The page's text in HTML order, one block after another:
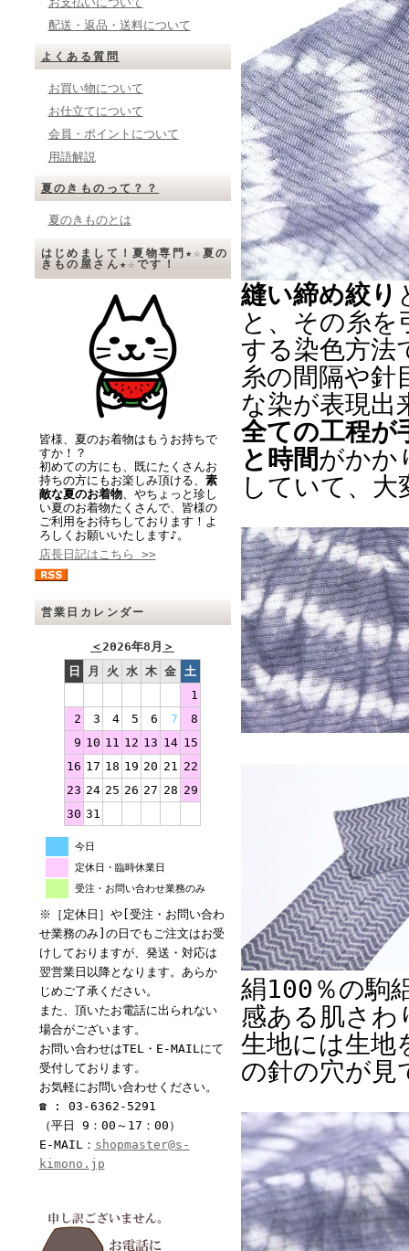
配送・返品・送料について
よくある質問
お買い物について
お仕立てについて
会員・ポイントについて
用語解説
夏のきものって？？
夏のきものとは
はじめまして！夏物専門★☆夏の
きもの屋さん★☆です！
皆様、夏のお着物はもうお持ちで
すか！？
初めての方にも、既にたくさんお
持ちの方にもお楽しみ頂ける、 素
敵な夏のお着物、やちょっと珍し
い夏のお着物たくさんで、皆様の
ご利用をお待ちしております！よ
ろしくお願いいたします♪。
店長日記はこちら >>
営業日カレンダー
＜2026年8月 ＞
日
月 火 水 木 金 土
1
2
3 4 5 6 7
8
9 10 11 12 13 14 15
16 17 18 19 20 21 22
23 24 25 26 27 28 29
30 31
今日
定休日・臨時休業日
受注・お問い合わせ業務のみ
※［定休日］や[受注・お問い合わ
せ業務のみ]の日でもご注文はお受
けしておりますが、発送・対応は
翌営業日以降となります。あらか
じめご了承ください。
また、頂いたお電話に出られない
場合がございます。
お問い合わせはTEL・E-MAILにて
受付しております。
お気軽にお問い合わせください。
☎ : 03-6362-5291
（平日 9：00～17：00）
E-MAIL： shopmaster@s-
kimono.jp
縫い締め絞り
と、その糸
する染色方法
糸の間隔や針
な染が表現出
全ての工程が
と時間がかか
していて、
絹100％の駒
感ある肌さわ
生地には生地
の針の穴が見